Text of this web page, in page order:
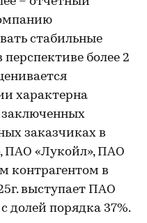
стабильные
более 2
характерна
заказчиках в
ПАО «Лукойл», ПАО
контрагентом в
выступает ПАО
долей порядка 37%.